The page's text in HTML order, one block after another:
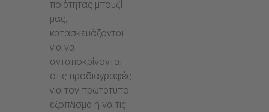
ποιότητας μπουζί
μας,
κατασκευάζονται
για να
ανταποκρίνονται
στις προδιαγραφές
για τον πρωτότυπο
εξοπλισμό ή να τις